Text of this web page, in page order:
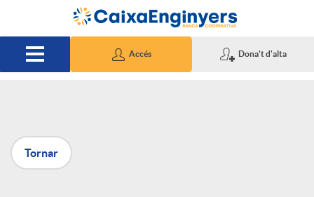
Salta al contingut principal
Accés Dona't d'alta
P
u
Tornar